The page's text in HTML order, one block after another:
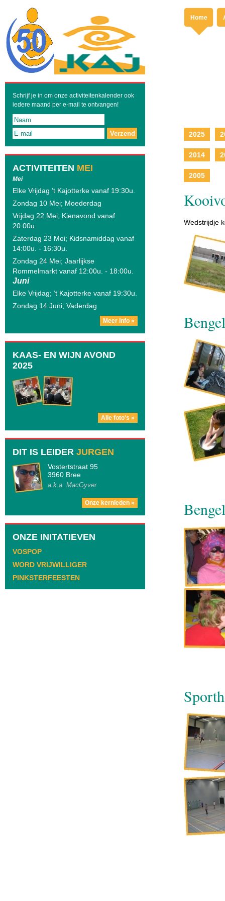
Home
2025
2014
2005
Wedstrijdje
Schrijf je in om onze activiteitenkalender ook
iedere maand per e-mail te ontvangen!
Verzend
ACTIVITEITEN MEI
Mei
Elke Vrijdag ’t Kajotterke vanaf 19:30u.
Zondag 10 Mei; Moederdag
Vrijdag 22 Mei; Kienavond vanaf
20:00u.
Zaterdag 23 Mei; Kidsnamiddag vanaf
14:00u. - 16:30u.
Zondag 24 Mei; Jaarlijkse
Rommelmarkt vanaf 12:00u. - 18:00u.
Juni
Elke Vrijdag; ’t Kajotterke vanaf 19:30u.
Zondag 14 Juni; Vaderdag
Meer info »
KAAS- EN WIJN AVOND
2025
Alle foto's »
DIT IS LEIDER JURGEN
Vostertstraat 95
3960 Bree
a.k.a. MacGyver
Onze kernleden »
ONZE INITATIEVEN
VOSPOP
WORD VRIJWILLIGER
PINKSTERFEESTEN